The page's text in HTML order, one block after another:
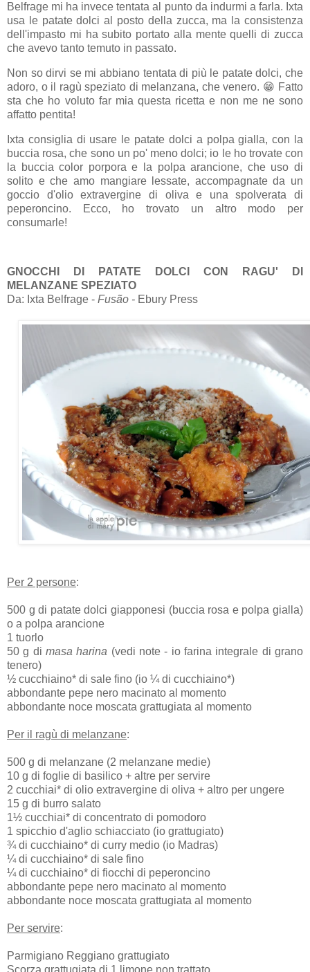
Belfrage mi ha invece tentata al punto da indurmi a farla. Ixta
usa le patate dolci al posto della zucca, ma la consistenza
dell'impasto mi ha subito portato alla mente quelli di zucca
che avevo tanto temuto in passato.
Non so dirvi se mi abbiano tentata di più le patate dolci, che
adoro, o il ragù speziato di melanzana, che venero. 😁 Fatto
sta che ho voluto far mia questa ricetta e non me ne sono
affatto pentita!
Ixta consiglia di usare le patate dolci a polpa gialla, con la
buccia rosa, che sono un po' meno dolci; io le ho trovate con
la buccia color porpora e la polpa arancione, che uso di
solito e che amo mangiare lessate, accompagnate da un
goccio d'olio extravergine di oliva e una spolverata di
peperoncino. Ecco, ho trovato un altro modo per
consumarle!
GNOCCHI DI PATATE DOLCI CON RAGU' DI
MELANZANE SPEZIATO
Da: Ixta Belfrage - Fusão - Ebury Press
Per 2 persone:
500 g di patate dolci giapponesi (buccia rosa e polpa gialla)
o a polpa arancione
1 tuorlo
50 g di masa harina (vedi note - io farina integrale di grano
tenero)
½ cucchiaino* di sale fino (io ¼ di cucchiaino*)
abbondante pepe nero macinato al momento
abbondante noce moscata grattugiata al momento
Per il ragù di melanzane:
500 g di melanzane (2 melanzane medie)
10 g di foglie di basilico + altre per servire
2 cucchiai* di olio extravergine di oliva + altro per ungere
15 g di burro salato
1½ cucchiai* di concentrato di pomodoro
1 spicchio d'aglio schiacciato (io grattugiato)
¾ di cucchiaino* di curry medio (io Madras)
¼ di cucchiaino* di sale fino
¼ di cucchiaino* di fiocchi di peperoncino
abbondante pepe nero macinato al momento
abbondante noce moscata grattugiata al momento
Per servire:
Parmigiano Reggiano grattugiato